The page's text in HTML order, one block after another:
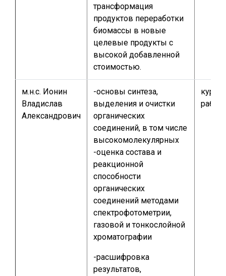
трансформация
продуктов переработки
биомассы в новые
целевые продукты с
высокой добавленной
стоимостью.
м.н.с. Ионин
Владислав
Александрович
-основы синтеза,
выделения и очистки
органических
соединений, в том числе
высокомолекулярных
-оценка состава и
реакционной
способности
органических
соединений методами
спектрофотометрии,
газовой и тонкослойной
хроматографии
-расшифровка
результатов,
работа